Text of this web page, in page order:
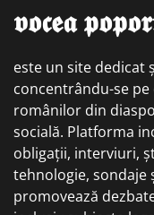
𝖛𝖔𝖈𝖊𝖆
este un site
concentrându-se
românilor din
socială. Platforma
obligații, interviuri,
tehnologie, sondaje
promovează